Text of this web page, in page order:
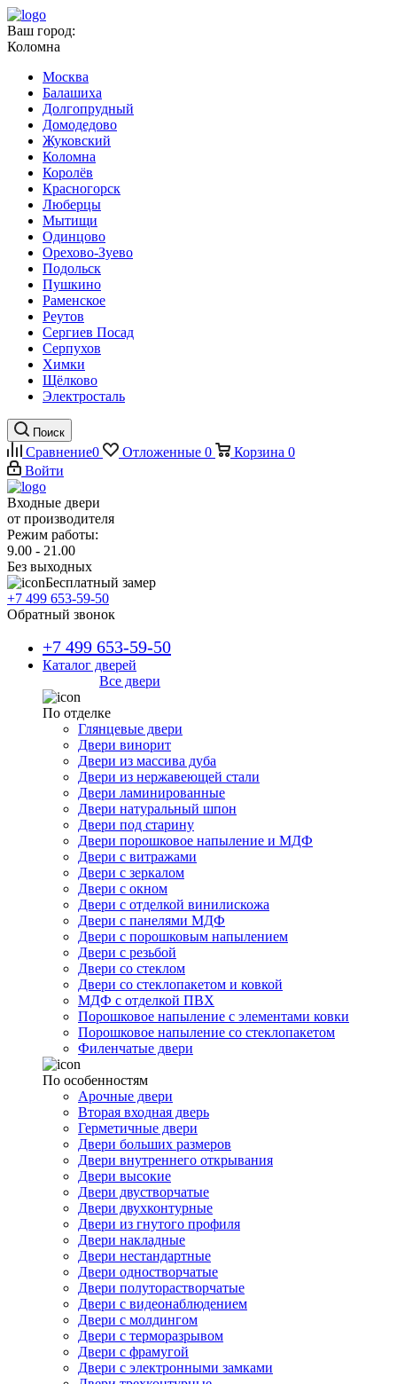
Ваш город:
Коломна
Москва
Балашиха
Долгопрудный
Домодедово
Жуковский
Коломна
Королёв
Красногорск
Люберцы
Мытищи
Одинцово
Орехово-Зуево
Подольск
Пушкино
Раменское
Реутов
Сергиев Посад
Серпухов
Химки
Щёлково
Электросталь
Поиск
Сравнение0 Отложенные 0 Корзина 0
Войти
Входные двери
от производителя
Режим работы:
9.00 - 21.00
Без выходных
Бесплатный замер
+7 499 653-59-50
Обратный звонок
+7 499 653-59-50
Каталог дверей
Все двери
По отделке
Глянцевые двери
Двери винорит
Двери из массива дуба
Двери из нержавеющей стали
Двери ламинированные
Двери натуральный шпон
Двери под старину
Двери порошковое напыление и МДФ
Двери с витражами
Двери с зеркалом
Двери с окном
Двери с отделкой винилискожа
Двери с панелями МДФ
Двери с порошковым напылением
Двери с резьбой
Двери со стеклом
Двери со стеклопакетом и ковкой
МДФ с отделкой ПВХ
Порошковое напыление с элементами ковки
Порошковое напыление со стеклопакетом
Филенчатые двери
По особенностям
Арочные двери
Вторая входная дверь
Герметичные двери
Двери больших размеров
Двери внутреннего открывания
Двери высокие
Двери двустворчатые
Двери двухконтурные
Двери из гнутого профиля
Двери накладные
Двери нестандартные
Двери одностворчатые
Двери полуторастворчатые
Двери с видеонаблюдением
Двери с молдингом
Двери с терморазрывом
Двери с фрамугой
Двери с электронными замками